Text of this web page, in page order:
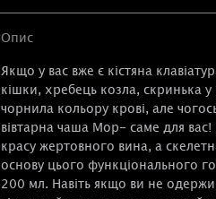
Опис
Якщо у вас вже є кістяна
кішки, хребець козла, скринька
чорнила кольору крові, але
вівтарна чаша Мор- саме для
красу жертовного вина, а
основу цього функціонального
200 мл. Навіть якщо ви не